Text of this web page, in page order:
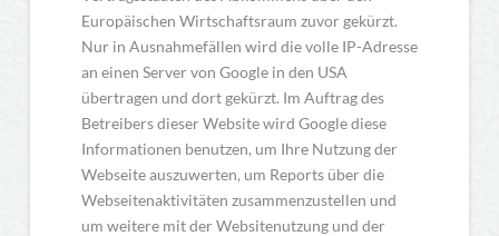
Europäischen Wirtschaftsraum zuvor gekürzt.
Nur in Ausnahmefällen wird die volle IP-Adresse
an einen Server von Google in den USA
übertragen und dort gekürzt. Im Auftrag des
Betreibers dieser Website wird Google diese
Informationen benutzen, um Ihre Nutzung der
Webseite auszuwerten, um Reports über die
Webseitenaktivitäten zusammenzustellen und
um weitere mit der Websitenutzung und der